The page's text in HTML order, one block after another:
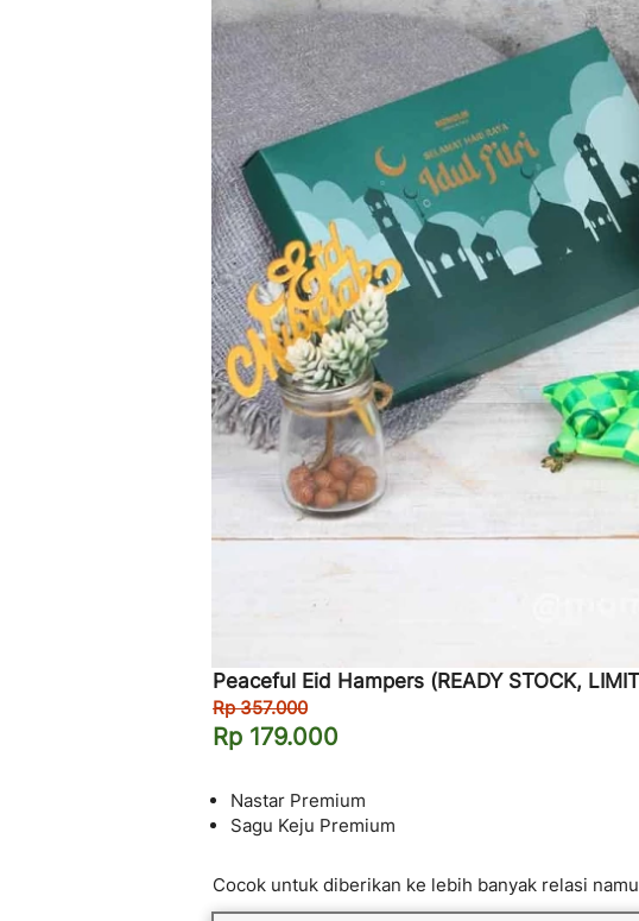
Peaceful Eid Hampers (READY STOCK,
Rp 357.000
Rp 179.000
Nastar Premium
Sagu Keju Premium
Cocok untuk diberikan ke lebih banyak relasi